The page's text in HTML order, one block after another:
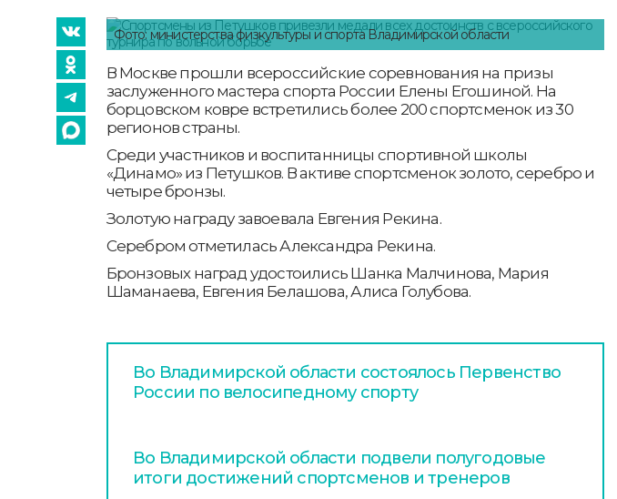
Фото: министерства физкультуры и спорта Владимирской области
В Москве прошли всероссийские соревнования на призы
заслуженного мастера спорта России Елены Егошиной. На
борцовском ковре встретились более 200 спортсменок из 30
регионов страны.
Среди участников и воспитанницы спортивной школы
«Динамо» из Петушков. В активе спортсменок золото, серебро и
четыре бронзы.
Золотую награду завоевала Евгения Рекина.
Серебром отметилась Александра Рекина.
Бронзовых наград удостоились Шанка Малчинова, Мария
Шаманаева, Евгения Белашова, Алиса Голубова.
Во Владимирской области состоялось Первенство
России по велосипедному спорту
Во Владимирской области подвели полугодовые
итоги достижений спортсменов и тренеров